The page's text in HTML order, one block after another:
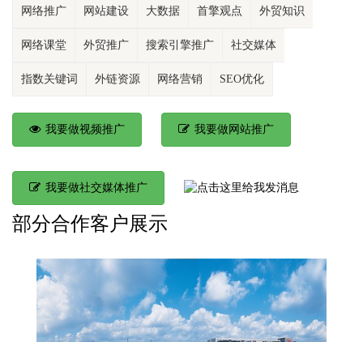
网络推广 网站建设 大数据 首擎观点 外贸知识
网络课堂 外贸推广 搜索引擎推广 社交媒体
指数关键词 外链资源 网络营销 SEO优化
我要做视频推广 我要做网站推广
我要做社交媒体推广
部分合作客户展示